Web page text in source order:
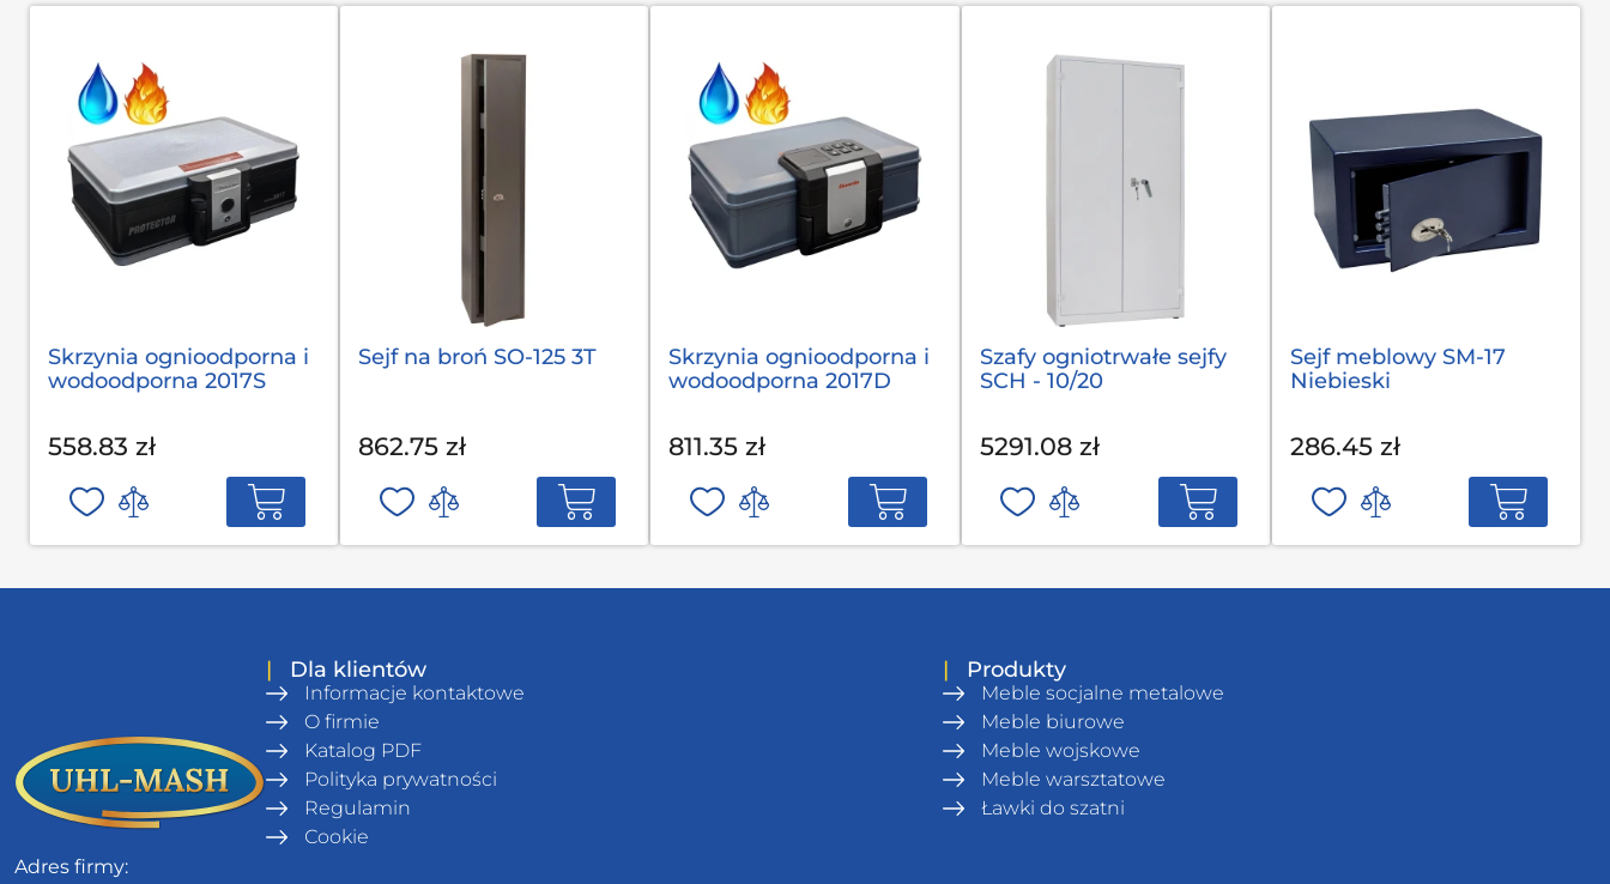
Skrzynia ognioodporna i
wodoodporna 2017S
558.83 zł
Sejf na broń SO-125 3T
862.75 zł
Skrzynia ognioodporna i
wodoodporna 2017D
811.35 zł
Szafy ogniotrwałe sejfy
SCH - 10/20
5291.08 zł
Sejf meblowy SM-17
Niebieski
286.45 zł
Adres firmy:
| Dla klientów
Informacje kontaktowe
O firmie
Katalog PDF
Polityka prywatności
Regulamin
Сookie
| Produkty
Meble socjalne metalowe
Meble biurowe
Meble wojskowe
Meble warsztatowe
Ławki do szatni